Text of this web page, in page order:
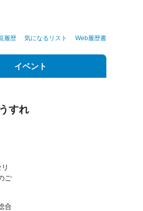
履歴 気になるリスト Web履歴書
イベント
すれ
ご
合